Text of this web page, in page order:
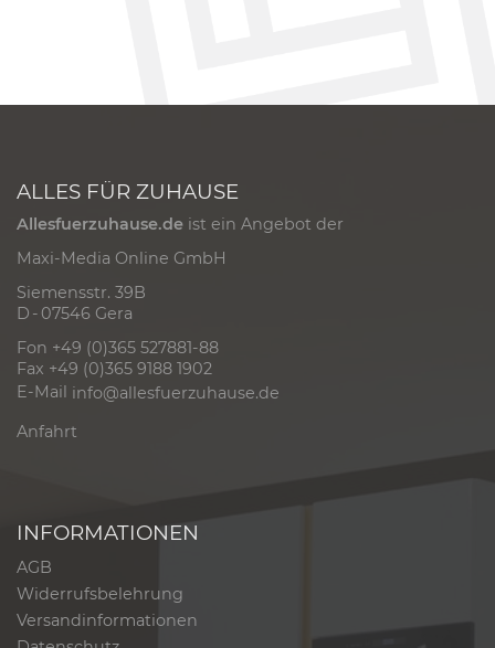
ALLES FÜR ZUHAUSE
Allesfuerzuhause.de ist ein Angebot der
Maxi-Media Online GmbH
Siemensstr. 39B
D - 07546 Gera
Fon +49 (0)365 527881-88
Fax +49 (0)365 9188 1902
E-Mail info@allesfuerzuhause.de
Anfahrt
INFORMATIONEN
AGB
Widerrufsbelehrung
Versandinformationen